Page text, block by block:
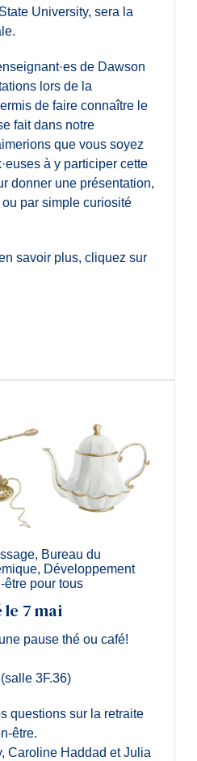
University, sera la
de Dawson
lors de la
de faire connaître le
fait dans notre
que vous soyez
à y participer cette
donner une présentation,
par simple curiosité
savoir plus, cliquez sur
, Bureau du
, Développement
être pour tous
le 7 mai
pause thé ou café!
3F.36)
questions sur la retraite
être.
Caroline Haddad et Julia